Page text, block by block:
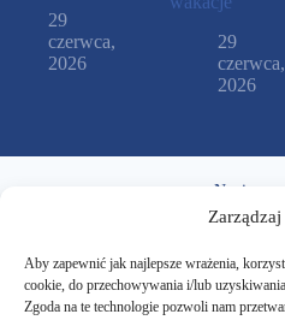
Aby zapewnić jak najlepsze wrażenia,
cookie, do przechowywania i/lub
Zgoda na te technologie pozwoli nam
29
czerwca,
2026
29
czerwca,
2026
Napisz
Zadzwoń